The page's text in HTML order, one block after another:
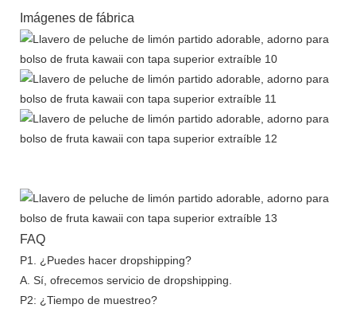
Imágenes de fábrica
FAQ
P1. ¿Puedes hacer dropshipping?
A. Sí, ofrecemos servicio de dropshipping.
P2: ¿Tiempo de muestreo?